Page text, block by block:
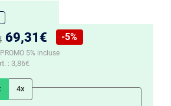
prix :
Nouveau prix :
69,31€
de :
-5%
5% incluse
: 3,86€
4x